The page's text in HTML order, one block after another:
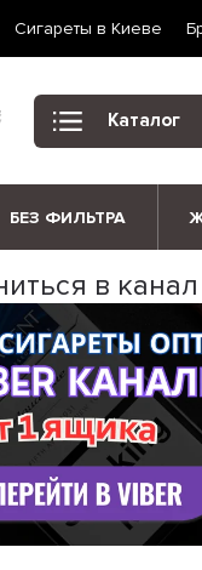
Сигареты в Киеве
Каталог
БЕЗ ФИЛЬТРА
в